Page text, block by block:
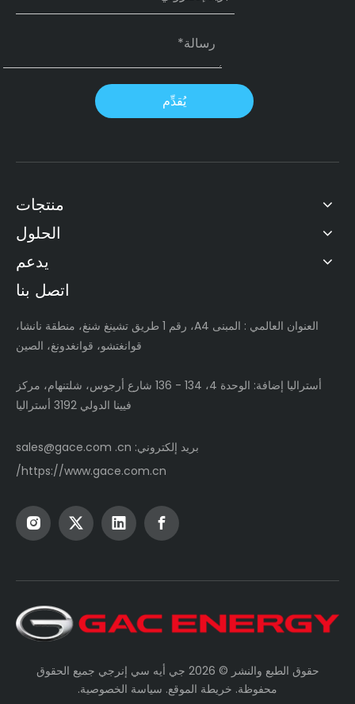
يُقدِّم
منتجات
الحلول
يدعم
اتصل بنا
العنوان العالمي
: المبنى A4، رقم 1 طريق تشينغ شنغ، منطقة نانشا،
قوانغتشو، قوانغدونغ، الصين
أستراليا إضافة: الوحدة 4، 134 - 136 شارع أرجوس، شلتنهام، مركز
فيينا الدولي 3192 أستراليا
بريد إلكتروني: sales@gace.com .cn
https://www.gace.com.cn/
حقوق الطبع والنشر © 2026 جي أيه سي إنرجي جميع الحقوق
محفوظة. خريطة الموقع. سياسة الخصوصية.